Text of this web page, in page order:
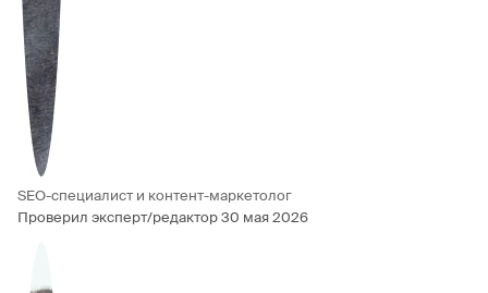
SEO-специалист и контент-маркетолог
Проверил эксперт/редактор30 мая 2026